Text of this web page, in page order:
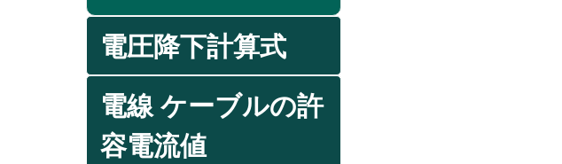
電圧降下計算式
電線 ケーブルの許
容電流値